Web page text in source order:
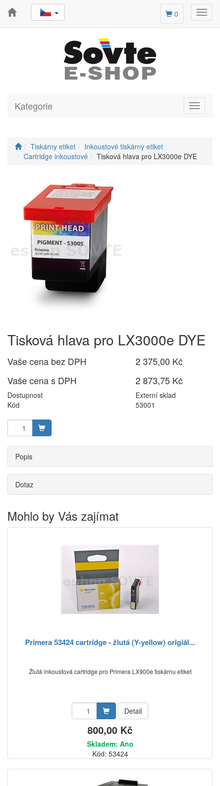
0
Toggle
Kategorie
Tiskárny etiket
Inkoustové tiskárny etiket
Cartridge inkoustové
Tisková hlava pro LX3000e DYE
Tisková hlava pro LX3000e DYE
Vaše cena bez DPH
2 375,00 Kč
Vaše cena s DPH
2 873,75 Kč
Dostupnost
Externí sklad
Kód
53001
Popis
Dotaz
Mohlo by Vás zajímat
Primera 53424 cartridge - žlutá (Y-yellow) origiál...
Žlutá inkoustová cartridge pro Primera LX900e tiskárnu etiket
Detail
800,00 Kč
Skladem: Ano
Kód: 53424